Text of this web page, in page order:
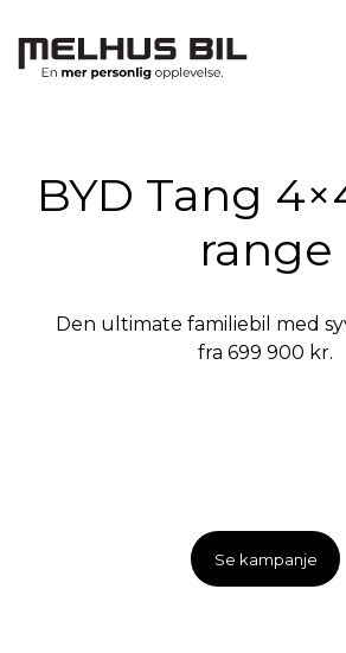
BYD Tang
range
Den ultimate familiebil med
fra 699 900 kr.
Se kampanje